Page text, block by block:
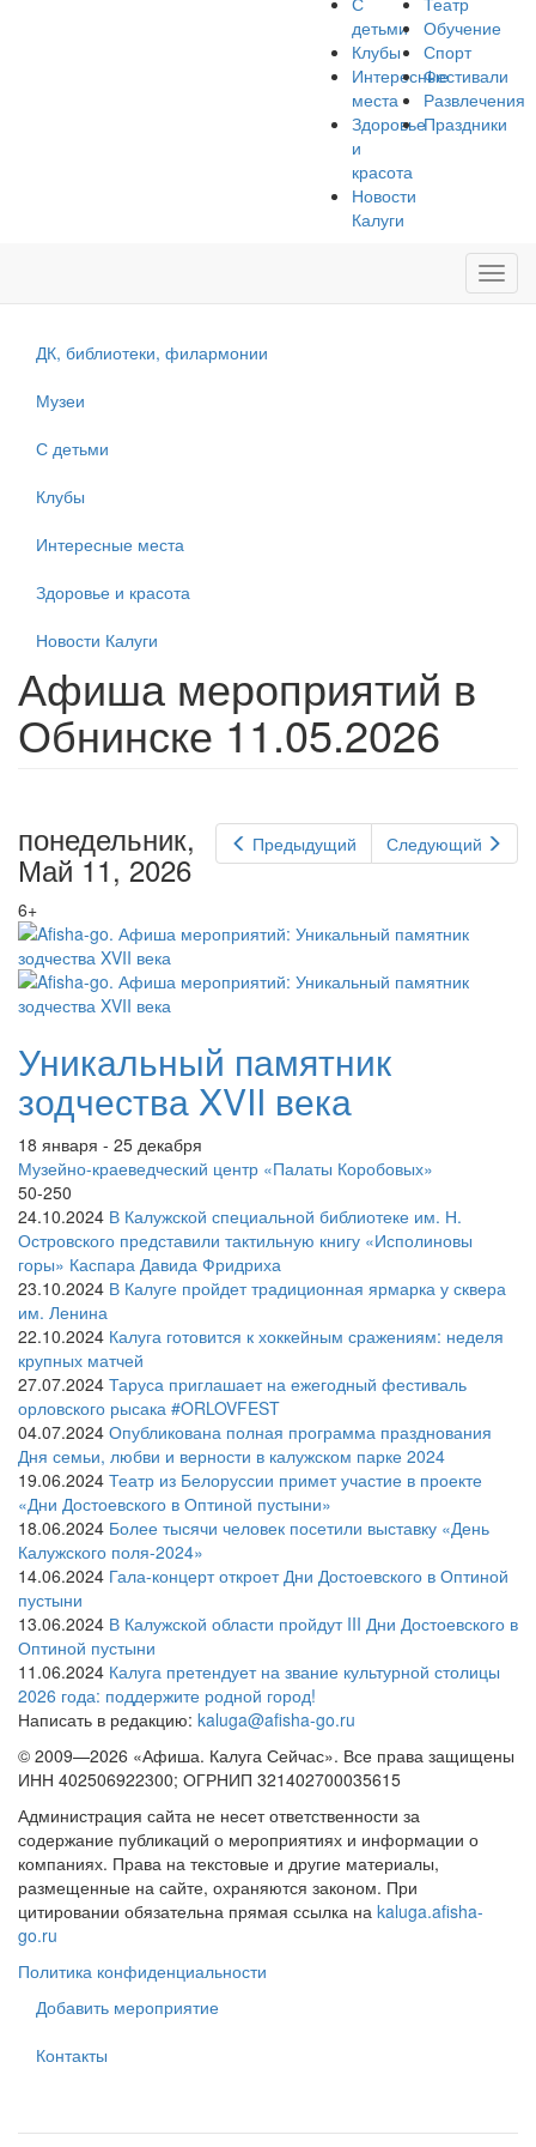
детьми
Клубы
Интересные
места
Здоровье
и
красота
Новости
Калуги
Обучение
Спорт
Фестивали
Развлечения
Праздники
ДК, библиотеки, филармонии
Музеи
С детьми
Клубы
Интересные места
Здоровье и красота
Новости Калуги
Афиша мероприятий в
Обнинске 11.05.2026
Предыдущий Следующий
понедельник,
Май 11, 2026
6+
Уникальный памятник
зодчества XVII века
18 января - 25 декабря
Музейно-краеведческий центр «Палаты Коробовых»
50-250
24.10.2024 В Калужской специальной библиотеке им. Н.
Островского представили тактильную книгу «Исполиновы
горы» Каспара Давида Фридриха
23.10.2024 В Калуге пройдет традиционная ярмарка у сквера
им. Ленина
22.10.2024 Калуга готовится к хоккейным сражениям: неделя
крупных матчей
27.07.2024 Таруса приглашает на ежегодный фестиваль
орловского рысака #ORLOVFEST
04.07.2024 Опубликована полная программа празднования
Дня семьи, любви и верности в калужском парке 2024
19.06.2024 Театр из Белоруссии примет участие в проекте
«Дни Достоевского в Оптиной пустыни»
18.06.2024 Более тысячи человек посетили выставку «День
Калужского поля-2024»
14.06.2024 Гала-концерт откроет Дни Достоевского в Оптиной
пустыни
13.06.2024 В Калужской области пройдут III Дни Достоевского в
Оптиной пустыни
11.06.2024 Калуга претендует на звание культурной столицы
2026 года: поддержите родной город!
Написать в редакцию: kaluga@afisha-go.ru
© 2009—2026 «Афиша. Калуга Сейчас». Все права защищены
ИНН 402506922300; ОГРНИП 321402700035615
Администрация сайта не несет ответственности за
содержание публикаций о мероприятиях и информации о
компаниях. Права на текстовые и другие материалы,
размещенные на сайте, охраняются законом. При
цитировании обязательна прямая ссылка на kaluga.afisha-
go.ru
Политика конфиденциальности
Добавить мероприятие
Контакты